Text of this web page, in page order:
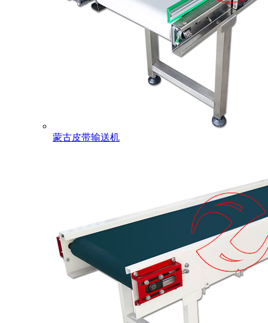
蒙古皮带输送机